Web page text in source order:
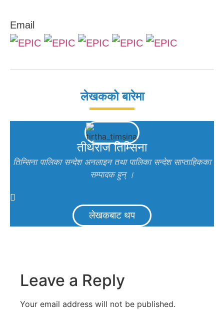
Email
लेखकको बारेमा
तीर्थराज तिम्सिना
तिम्सिना पालिका सन्देश अनलाइन तथा पालिका सन्देश साप्ताहिकका
सम्पादक हुन् ।
लेखकबाट थप
Leave a Reply
Your email address will not be published.